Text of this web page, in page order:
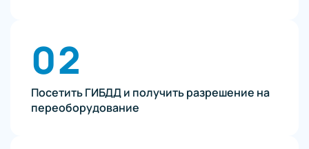
02
Посетить ГИБДД и получить разрешение на
переоборудование